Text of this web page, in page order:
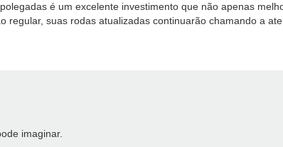
é um excelente investimento que não apenas
suas rodas atualizadas continuarão chamando a
imaginar.